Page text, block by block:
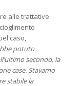
alle trattative
caso,
potuto
secondo, la
case. Stavamo
stabile la